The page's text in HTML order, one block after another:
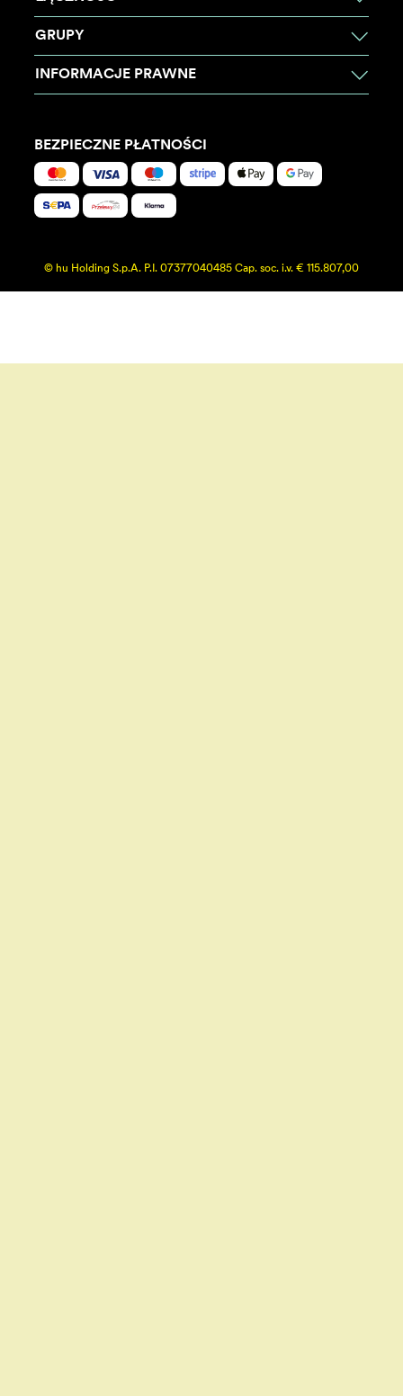
GRUPY
INFORMACJE PRAWNE
BEZPIECZNE PŁATNOŚCI
© hu Holding S.p.A. P.I. 07377040485 Cap. soc. i.v. € 115.807,00